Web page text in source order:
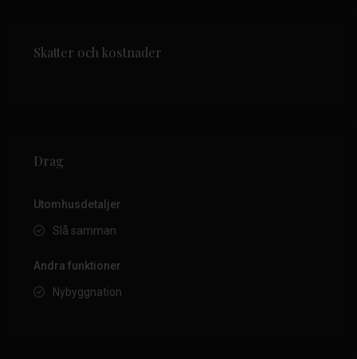
Skatter och kostnader
Drag
Utomhusdetaljer
Slå samman
Andra funktioner
Nybyggnation